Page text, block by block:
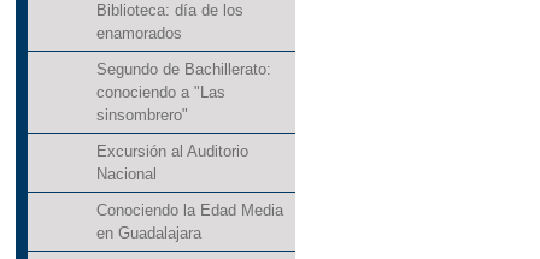
Biblioteca: día de los
enamorados
Segundo de Bachillerato:
conociendo a "Las
sinsombrero"
Excursión al Auditorio
Nacional
Conociendo la Edad Media
en Guadalajara